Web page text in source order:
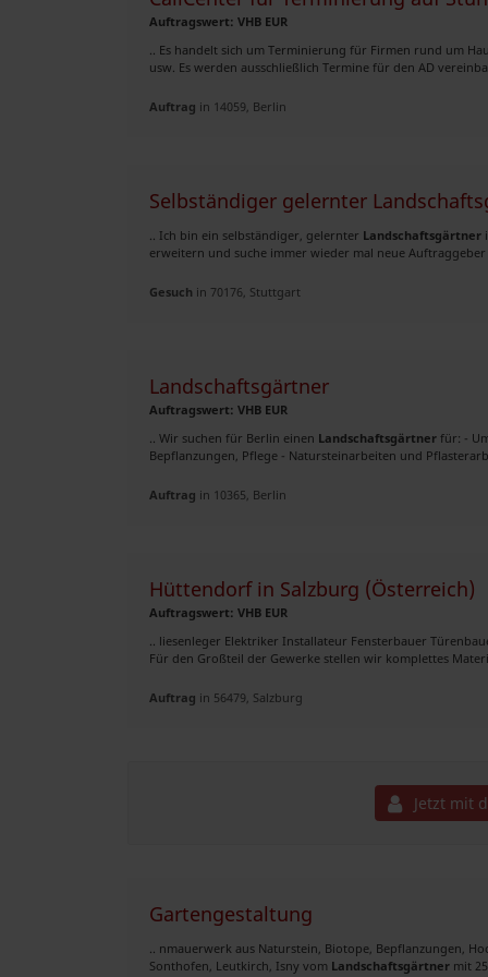
Auftragswert: VHB EUR
.. Es handelt sich um Terminierung für Firmen rund um
usw. Es werden ausschließlich Termine für den AD
Auftrag in 14059, Berlin
Selbständiger gelernter
.. Ich bin ein selbständiger, gelernter Landschaftsgärtner
erweitern und suche immer wieder mal neue Auftraggeber
Gesuch in 70176, Stuttgart
Landschaftsgärtner
Auftragswert: VHB EUR
.. Wir suchen für Berlin einen Landschaftsgärtner für: -
Bepflanzungen, Pflege - Natursteinarbeiten und
Auftrag in 10365, Berlin
Hüttendorf in Salzburg (Österreich)
Auftragswert: VHB EUR
.. liesenleger Elektriker Installateur Fensterbauer
Für den Großteil der Gewerke stellen wir komplettes
Auftrag in 56479, Salzburg
Jetzt mit
Gartengestaltung
.. nmauerwerk aus Naturstein, Biotope, Bepflanzungen,
Sonthofen, Leutkirch, Isny vom Landschaftsgärtner mit